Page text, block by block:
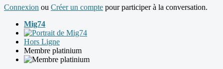
Connexion ou Créer un compte pour participer à la conversation.
Mig74
Hors Ligne
Membre platinium